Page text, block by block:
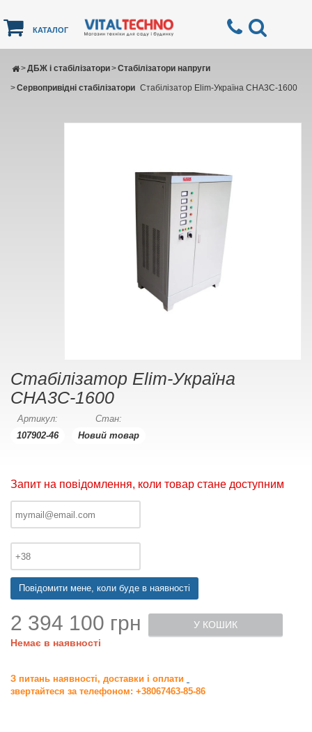
КАТАЛОГ
ДБЖ і стабілізатори
> Стабілізатори напруги
>
Сервопривідні стабілізатори
> Стабілізатор Elim-Україна СНА3С-1600
Стабілізатор Elim-Україна
СНА3С-1600
Артикул:
107902-46
Стан:
Новий товар
Запит на повідомлення, коли товар стане доступним
Повідомити мене, коли буде в наявності
2 394 100 грн
Немає в наявності
У КОШИК
З питань наявності, доставки і оплати
звертайтеся за телефоном: +38067463-85-86